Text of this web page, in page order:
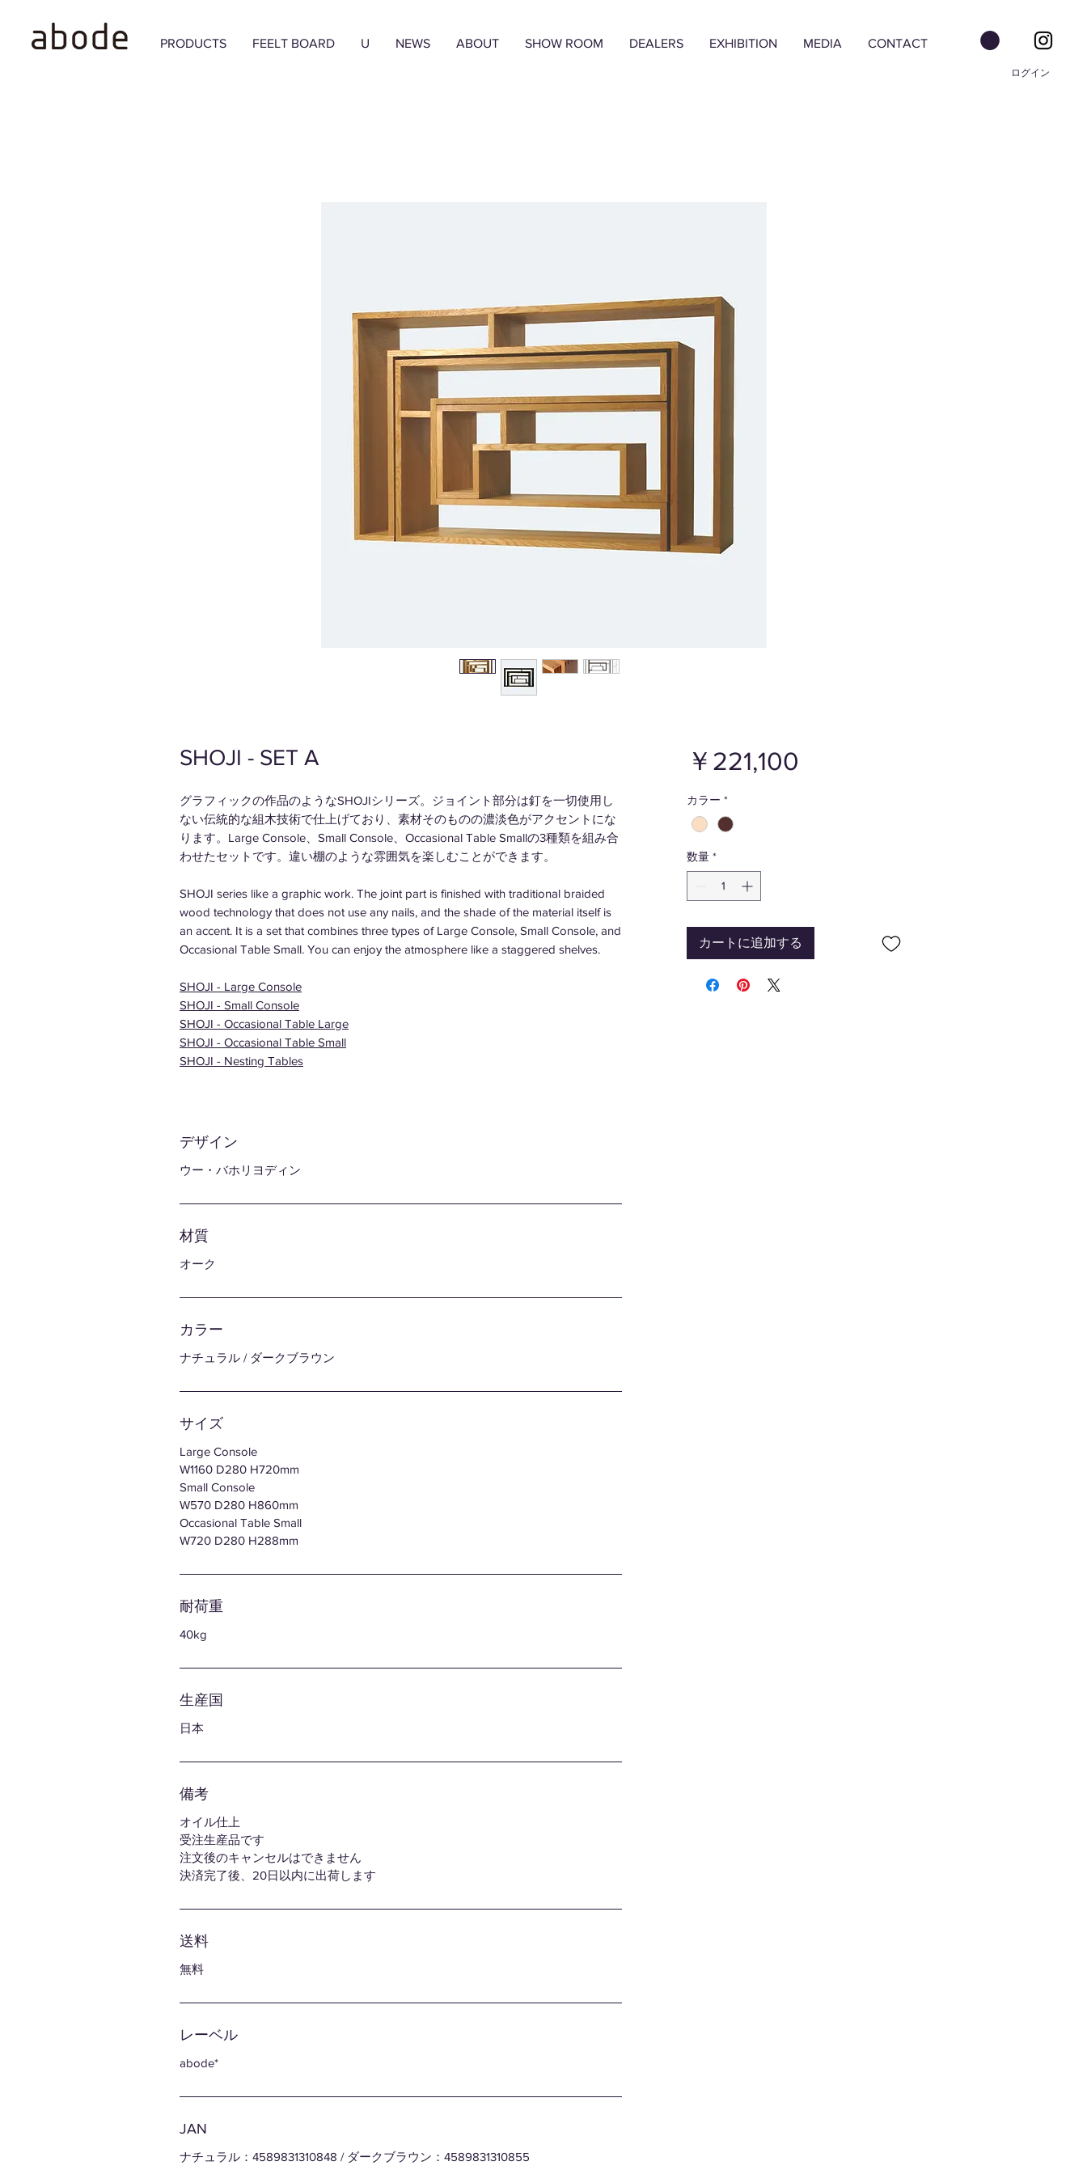
PRODUCTS FEELT BOARD U NEWS ABOUT SHOW ROOM DEALERS EXHIBITION MEDIA CONTACT
ログイン
SHOJI - SET A
グラフィックの作品のようなSHOJIシリーズ。ジョイント部分は釘を一切使用し
ない伝統的な組木技術で仕上げており、素材そのものの濃淡色がアクセントにな
ります。Large Console、Small Console、Occasional Table Smallの3種類を組み合
わせたセットです。違い棚のような雰囲気を楽しむことができます。
SHOJI series like a graphic work. The joint part is finished with traditional braided
wood technology that does not use any nails, and the shade of the material itself is
an accent. It is a set that combines three types of Large Console, Small Console, and
Occasional Table Small. You can enjoy the atmosphere like a staggered shelves.
SHOJI - Large Console
SHOJI - Small Console
SHOJI - Occasional Table Large
SHOJI - Occasional Table Small
SHOJI - Nesting Tables
デザイン
ウー・バホリヨディン
材質
オーク
カラー
ナチュラル / ダークブラウン
サイズ
Large Console
W1160 D280 H720mm
Small Console
W570 D280 H860mm
Occasional Table Small
W720 D280 H288mm
耐荷重
40kg
生産国
日本
備考
オイル仕上
受注生産品です
注文後のキャンセルはできません
決済完了後、20日以内に出荷します
送料
無料
レーベル
abode*
JAN
ナチュラル：4589831310848 / ダークブラウン：4589831310855
￥221,100
カラー *
数量 *
カートに追加する